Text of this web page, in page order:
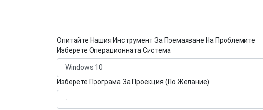
Опитайте Нашия Инструмент За Премахване На Проблемите
Изберете Операционната Система
Изберете Програма За Проекция (По Желание)